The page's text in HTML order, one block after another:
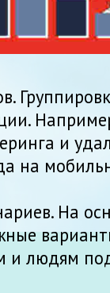
и
на
На
и людям